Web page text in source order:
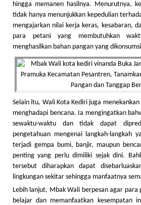
hingga memanen hasilnya. Menurutnya,
tidak hanya menunjukkan kepedulian
mengajarkan nilai kerja keras, kesabaran,
para petani yang membutuhkan
menghasilkan bahan pangan yang
Selain itu, Wali Kota Kediri juga
menghadapi bencana. Ia mengingatkan
sewaktu-waktu dan tidak dapat
pengetahuan mengenai langkah-langkah
terjadi gempa bumi, banjir, maupun
penting yang perlu dimiliki sejak dini.
tersebut diharapkan dapat
lingkungan sekitar sehingga manfaatnya
Lebih lanjut, Mbak Wali berpesan agar para
belajar dan memanfaatkan kesempatan